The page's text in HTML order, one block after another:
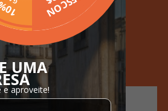
Gola Careca
Ribana
SEU GÊNERO
Masculino